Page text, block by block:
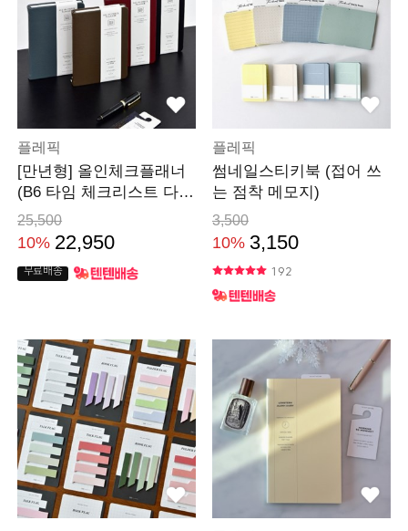
플레픽
[만년형] 올인체크플래너
(B6 타임 체크리스트 다이
어리)
25,500
10% 22,950
무료배송
플레픽
썸네일스티키북 (접어 쓰
는 점착 메모지)
3,500
10% 3,150
192